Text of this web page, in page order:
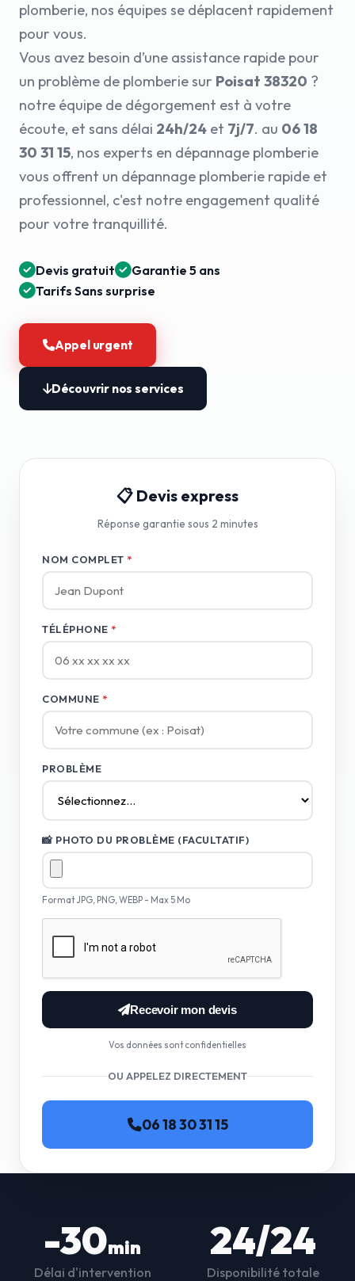
plomberie, nos équipes se déplacent rapidement
pour vous.
Vous avez besoin d’une assistance rapide pour
un problème de plomberie sur Poisat 38320 ?
notre équipe de dégorgement est à votre
écoute, et sans délai 24h/24 et 7j/7. au 06 18
30 31 15, nos experts en dépannage plomberie
vous offrent un dépannage plomberie rapide et
professionnel, c'est notre engagement qualité
pour votre tranquillité.
Devis gratuit
Garantie 5 ans
Tarifs Sans surprise
Appel urgent
Découvrir nos services
📋 Devis express
Réponse garantie sous 2 minutes
NOM COMPLET *
TÉLÉPHONE *
COMMUNE *
PROBLÈME
📸 PHOTO DU PROBLÈME (FACULTATIF)
Format JPG, PNG, WEBP - Max 5 Mo
Recevoir mon devis
Vos données sont confidentielles
OU APPELEZ DIRECTEMENT
06 18 30 31 15
-30min
Délai d'intervention
24/24
Disponibilité totale